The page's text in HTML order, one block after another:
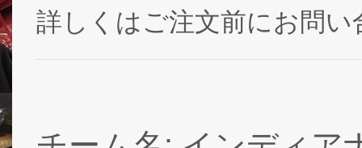
詳しくはご注文前にお問い